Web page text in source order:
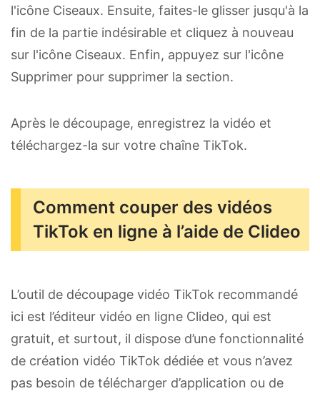
l'icône Ciseaux. Ensuite, faites-le glisser jusqu'à la
fin de la partie indésirable et cliquez à nouveau
sur l'icône Ciseaux. Enfin, appuyez sur l'icône
Supprimer pour supprimer la section.
Après le découpage, enregistrez la vidéo et
téléchargez-la sur votre chaîne TikTok.
Comment couper des vidéos
TikTok en ligne à l’aide de Clideo
L’outil de découpage vidéo TikTok recommandé
ici est l’éditeur vidéo en ligne Clideo, qui est
gratuit, et surtout, il dispose d’une fonctionnalité
de création vidéo TikTok dédiée et vous n’avez
pas besoin de télécharger d’application ou de